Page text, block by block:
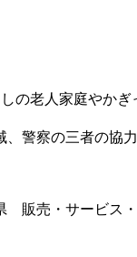
の老人家庭やかぎ
警察の三者の協
販売・サービス